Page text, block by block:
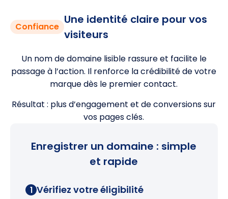
Confiance
Une identité claire pour vos
visiteurs
Un nom de domaine lisible rassure et facilite le
passage à l’action. Il renforce la crédibilité de votre
marque dès le premier contact.
Résultat : plus d’engagement et de conversions sur
vos pages clés.
Enregistrer un domaine : simple
et rapide
1 Vérifiez votre éligibilité